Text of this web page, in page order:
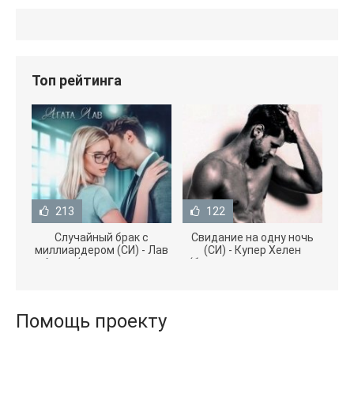
Топ рейтинга
213
Случайный брак с
миллиардером (СИ) - Лав
Агата (полная версия
122
Свидание на одну ночь
(СИ) - Купер Хелен
(бесплатные серии книг
Помощь проекту